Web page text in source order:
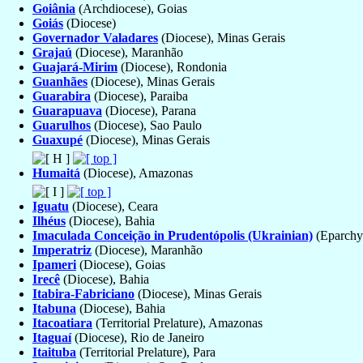
Goiânia (Archdiocese), Goias
Goiás (Diocese)
Governador Valadares (Diocese), Minas Gerais
Grajaú (Diocese), Maranhão
Guajará-Mirim (Diocese), Rondonia
Guanhães (Diocese), Minas Gerais
Guarabira (Diocese), Paraiba
Guarapuava (Diocese), Parana
Guarulhos (Diocese), Sao Paulo
Guaxupé (Diocese), Minas Gerais
Humaitá (Diocese), Amazonas
Iguatu (Diocese), Ceara
Ilhéus (Diocese), Bahia
Imaculada Conceição in Prudentópolis (Ukrainian)
Imperatriz (Diocese), Maranhão
Ipameri (Diocese), Goias
Irecê (Diocese), Bahia
Itabira-Fabriciano (Diocese), Minas Gerais
Itabuna (Diocese), Bahia
Itacoatiara (Territorial Prelature), Amazonas
Itaguaí(Diocese), Rio de Janeiro
Itaituba (Territorial Prelature), Para